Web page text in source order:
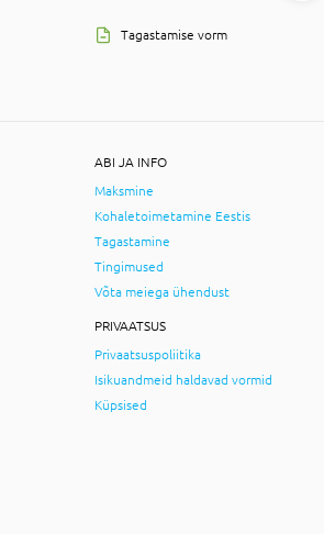
Tagastamise vorm
ABI JA INFO
Maksmine
Kohaletoimetamine Eestis
Tagastamine
Tingimused
Võta meiega ühendust
PRIVAATSUS
Privaatsuspoliitika
Isikuandmeid haldavad vormid
Küpsised